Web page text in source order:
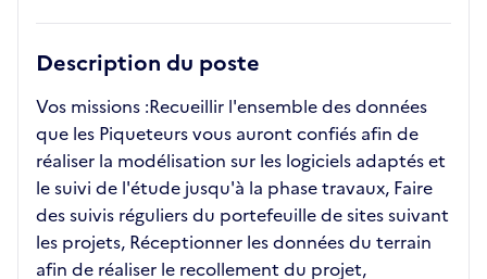
Description du poste
Vos missions :Recueillir l'ensemble des données
que les Piqueteurs vous auront confiés afin de
réaliser la modélisation sur les logiciels adaptés et
le suivi de l'étude jusqu'à la phase travaux, Faire
des suivis réguliers du portefeuille de sites suivant
les projets, Réceptionner les données du terrain
afin de réaliser le recollement du projet,